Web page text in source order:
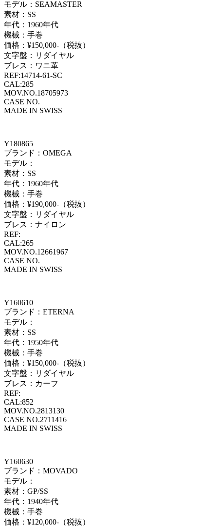
モデル：SEAMASTER
素材：SS
年代：1960年代
機械：手巻
価格：¥150,000-（税抜）
文字盤：リダイヤル
ブレス：ワニ革
REF:14714-61-SC
CAL:285
MOV.NO.18705973
CASE NO.
MADE IN SWISS
Y180865
ブランド：OMEGA
モデル：
素材：SS
年代：1960年代
機械：手巻
価格：¥190,000-（税抜）
文字盤：リダイヤル
ブレス：ナイロン
REF:
CAL:265
MOV.NO.12661967
CASE NO.
MADE IN SWISS
Y160610
ブランド：ETERNA
モデル：
素材：SS
年代：1950年代
機械：手巻
価格：¥150,000-（税抜）
文字盤：リダイヤル
ブレス：カーフ
REF:
CAL:852
MOV.NO.2813130
CASE NO.2711416
MADE IN SWISS
Y160630
ブランド：MOVADO
モデル：
素材：GP/SS
年代：1940年代
機械：手巻
価格：¥120,000-（税抜）